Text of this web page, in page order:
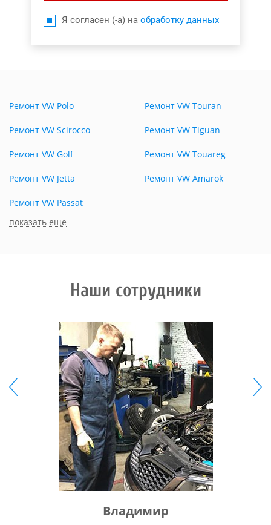
Я согласен (-а) на обработку данных
Ремонт VW Polo
Ремонт VW Scirocco
Ремонт VW Golf
Ремонт VW Jetta
Ремонт VW Passat
Ремонт VW Touran
Ремонт VW Tiguan
Ремонт VW Touareg
Ремонт VW Amarok
показать еще
Наши сотрудники
Владимир